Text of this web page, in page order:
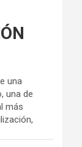
una
una de
más